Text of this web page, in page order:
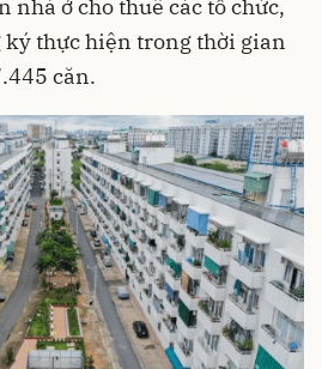
nhà ở cho thuê các tổ chức,
thực hiện trong thời gian
căn.